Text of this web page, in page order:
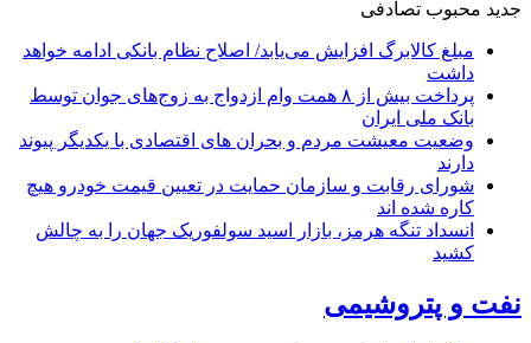
جدید محبوب تصادفی
مبلغ کالابرگ افزایش می‌یابد/ اصلاح نظام بانکی ادامه خواهد
داشت
پرداخت بیش از ۸ همت وام ازدواج به زوج‌های جوان توسط
بانک ملی ایران
وضعیت معیشت مردم و بحران های اقتصادی با یکدیگر پیوند
دارند
شورای رقابت و سازمان حمایت در تعیین قیمت خودرو هیچ
کاره شده اند
انسداد تنگه هرمز، بازار اسید سولفوریک جهان را به چالش
کشید
نفت و پتروشیمی